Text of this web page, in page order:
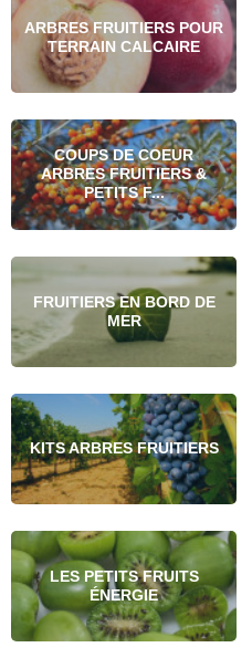
ARBRES FRUITIERS POUR
TERRAIN CALCAIRE
COUPS DE COEUR
ARBRES FRUITIERS &
PETITS F...
FRUITIERS EN BORD DE
MER
KITS ARBRES FRUITIERS
LES PETITS FRUITS
ÉNERGIE